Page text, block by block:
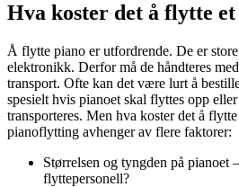
Hva koster det å flytte et
Å flytte piano er utfordrende. De er
elektronikk. Derfor må de håndteres
transport. Ofte kan det være lurt å
spesielt hvis pianoet skal flyttes opp
transporteres. Men hva koster det å
pianoflytting avhenger av flere faktorer:
Størrelsen og tyngden på pianoet
flyttepersonell?